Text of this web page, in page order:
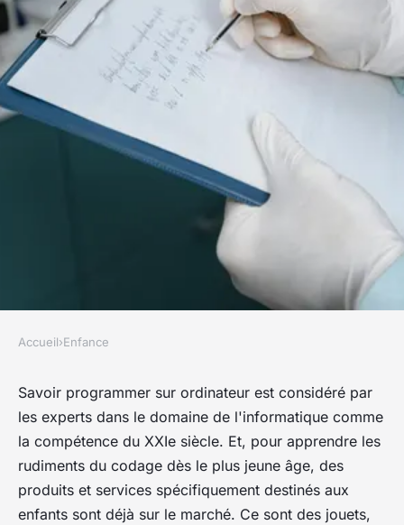
Langages de programmation
pour enfants : comment aider
vos enfants à échapper à un
"futur analphabétisme"
Accueil›Enfance
Savoir programmer sur ordinateur est considéré par
les experts dans le domaine de l'informatique comme
la compétence du XXIe siècle. Et, pour apprendre les
rudiments du codage dès le plus jeune âge, des
produits et services spécifiquement destinés aux
enfants sont déjà sur le marché. Ce sont des jouets,